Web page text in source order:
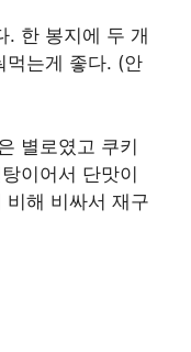
. 한 봉지에 두 개
먹는게 좋다. (안
별로였고 쿠키
이어서 단맛이
비해 비싸서 재구